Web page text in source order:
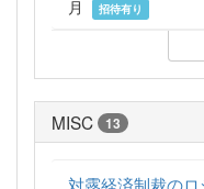
月
招待有り
MISC 13
対露経済制裁の